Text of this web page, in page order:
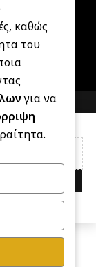
καθώς
του
για να